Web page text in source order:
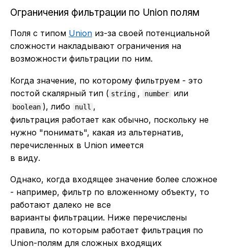
Ограничения фильтрации по Union полям
Поля с типом Union из-за своей потенциальной
сложности накладывают ограничения на
возможности фильтрации по ним.
Когда значение, по которому фильтруем - это
постой скалярный тип ( string , number или
boolean ), либо null ,
фильтрация работает как обычно, поскольку не
нужно "понимать", какая из альтернатив,
перечисленных в Union имеется
в виду.
Однако, когда входящее значение более сложное
- например, фильтр по вложенному объекту, то
работают далеко не все
варианты фильтрации. Ниже перечислены
правила, по которым работает фильтрация по
Union-полям для сложных входящих